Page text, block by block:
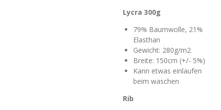
Lycra 300g
79% Baumwolle, 21%
Elasthan
Gewicht: 280g/m2
Breite: 150cm (+/- 5%)
Kann etwas einlaufen
beim waschen
Rib